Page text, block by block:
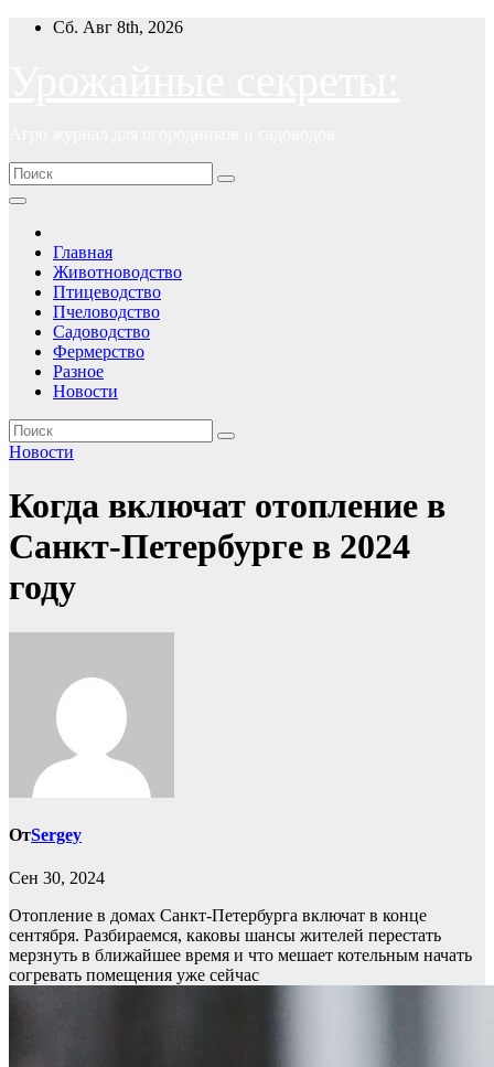
ПерейтиСб. Авг 8th, 2026
Главная
Животноводство
Птицеводство
Пчеловодство
Садоводство
Фермерство
Разное
Новости
Новости
Когда включат отопление в
Санкт-Петербурге в 2024
году
ОтSergey
Сен 30, 2024
Отопление в домах Санкт-Петербурга включат в конце
сентября. Разбираемся, каковы шансы жителей перестать
мерзнуть в ближайшее время и что мешает котельным начать
согревать помещения уже сейчас